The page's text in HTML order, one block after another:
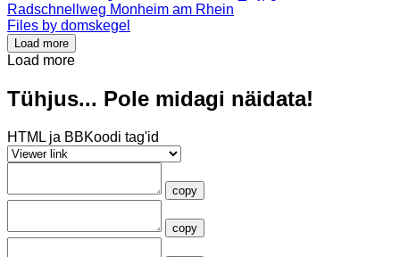
Radschnellweg Monheim am Rhein
Files by domskegel
Load more
Load more
Tühjus... Pole midagi näidata!
HTML ja BBKoodi tag'id
copy
copy